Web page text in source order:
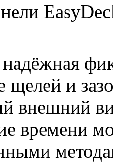
щелей и
внешний
времени